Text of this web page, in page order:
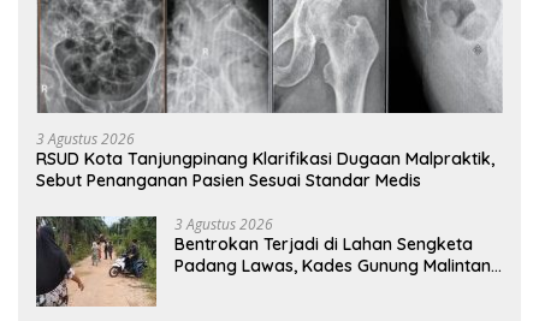
3 Agustus 2026
RSUD Kota Tanjungpinang Klarifikasi Dugaan Malpraktik,
Sebut Penanganan Pasien Sesuai Standar Medis
3 Agustus 2026
Bentrokan Terjadi di Lahan Sengketa
Padang Lawas, Kades Gunung Malintang